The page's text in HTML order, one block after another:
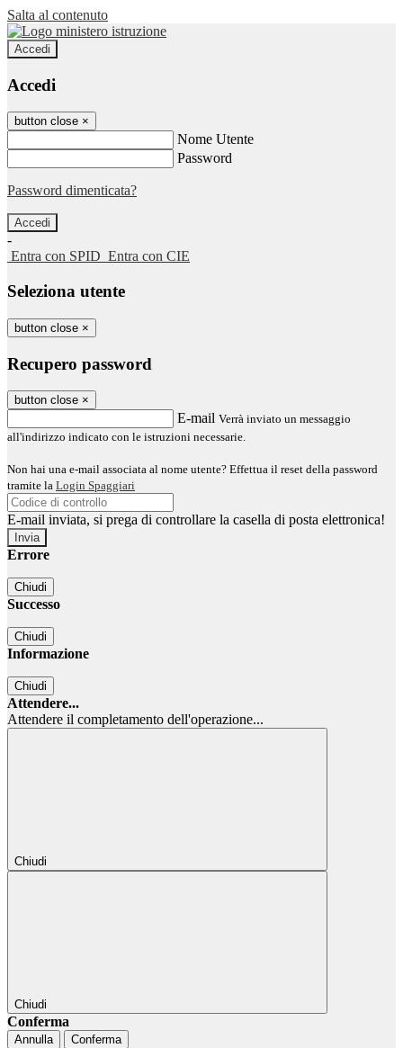
Salta al contenuto
Accedi
Accedi
button close ×
Nome Utente
Password
Password dimenticata?
-
Entra con SPID Entra con CIE
Seleziona utente
button close ×
Recupero password
button close ×
E-mail Verrà inviato un messaggio
all'indirizzo indicato con le istruzioni necessarie.
Non hai una e-mail associata al nome utente? Effettua il reset della password
tramite la Login Spaggiari
E-mail inviata, si prega di controllare la casella di posta elettronica!
Errore
Chiudi
Successo
Chiudi
Informazione
Chiudi
Attendere...
Attendere il completamento dell'operazione...
Chiudi
Chiudi
Conferma
Annulla Conferma